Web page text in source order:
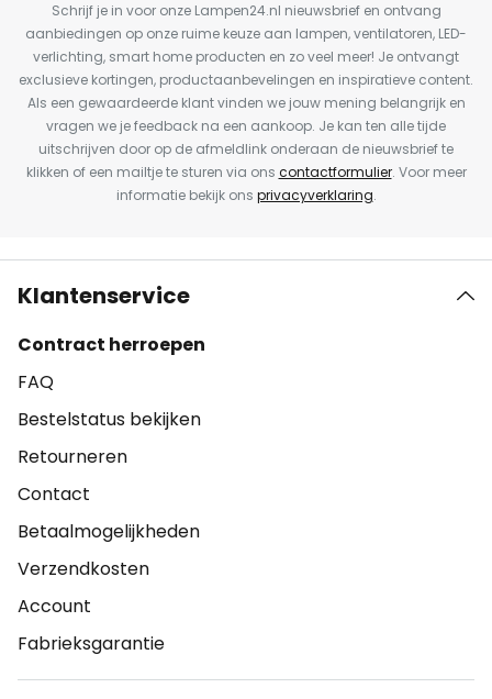
Schrijf je in voor onze Lampen24.nl nieuwsbrief en ontvang
aanbiedingen op onze ruime keuze aan lampen, ventilatoren, LED-
verlichting, smart home producten en zo veel meer! Je ontvangt
exclusieve kortingen, productaanbevelingen en inspiratieve content.
Als een gewaardeerde klant vinden we jouw mening belangrijk en
vragen we je feedback na een aankoop. Je kan ten alle tijde
uitschrijven door op de afmeldlink onderaan de nieuwsbrief te
klikken of een mailtje te sturen via ons contactformulier. Voor meer
informatie bekijk ons privacyverklaring.
Klantenservice
Contract herroepen
FAQ
Bestelstatus bekijken
Retourneren
Contact
Betaalmogelijkheden
Verzendkosten
Account
Fabrieksgarantie